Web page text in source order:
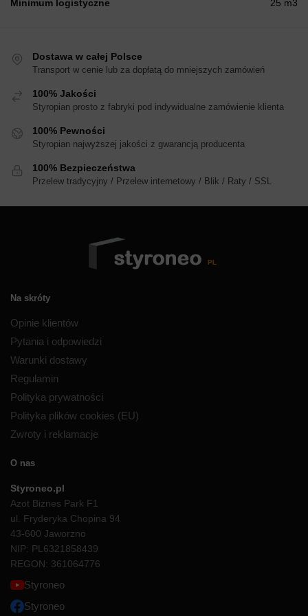
Minimum logistyczne 25 m3
Dostawa w całej Polsce
Transport w cenie lub za dopłatą do mniejszych zamówień
100% Jakości
Styropian prosto z fabryki pod indywidualne zamówienie klienta
100% Pewności
Styropian najwyższej jakości z gwarancją producenta
100% Bezpieczeństwa
Przelew tradycyjny / Przelew internetowy / Blik / Raty / SSL
Na skróty
Opinie klientów
Pytania i odpowiedzi
Warunki dostawy
Regulamin
Polityka prywatności
Polityka plików cookies (EU)
Zwroty i reklamacje
O nas
Styroneo.pl
Azot Biznes Park F1
ul. Fryderyka Chopina 94
43-600 Jaworzno
NIP: PL6321858439
REGON: 361064776
Styroneo
Styroneo